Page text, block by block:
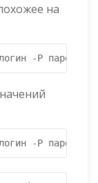
на
-P пароль
-P пароль